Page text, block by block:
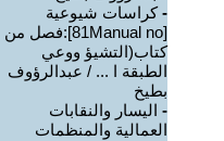
-كراسات شيوعية
[81Manual no]:فصل من
كتاب(التشيؤ ووعي
الطبقة ا ... / عبدالرؤوف
بطيخ
- اليسار والنقابات
العمالية والمنظمات